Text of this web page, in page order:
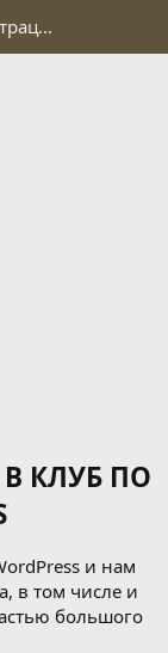
Регистрация
КЛУБ ПО
и нам
в том числе и
большого